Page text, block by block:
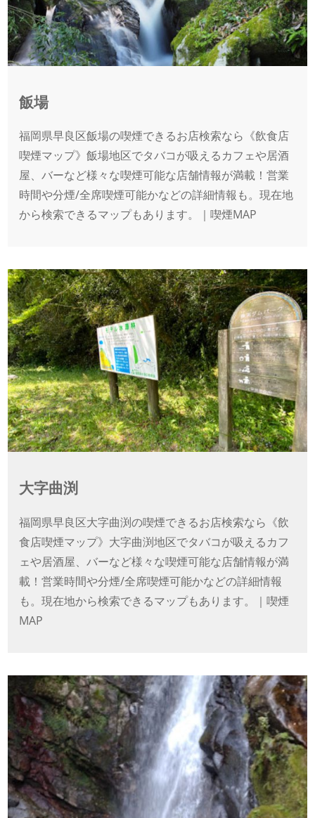
飯場
福岡県早良区飯場の喫煙できるお店検索なら《飲食店
喫煙マップ》飯場地区でタバコが吸えるカフェや居酒
屋、バーなど様々な喫煙可能な店舗情報が満載！営業
時間や分煙/全席喫煙可能かなどの詳細情報も。現在地
から検索できるマップもあります。｜喫煙MAP
大字曲渕
福岡県早良区大字曲渕の喫煙できるお店検索なら《飲
食店喫煙マップ》大字曲渕地区でタバコが吸えるカフ
ェや居酒屋、バーなど様々な喫煙可能な店舗情報が満
載！営業時間や分煙/全席喫煙可能かなどの詳細情報
も。現在地から検索できるマップもあります。｜喫煙
MAP